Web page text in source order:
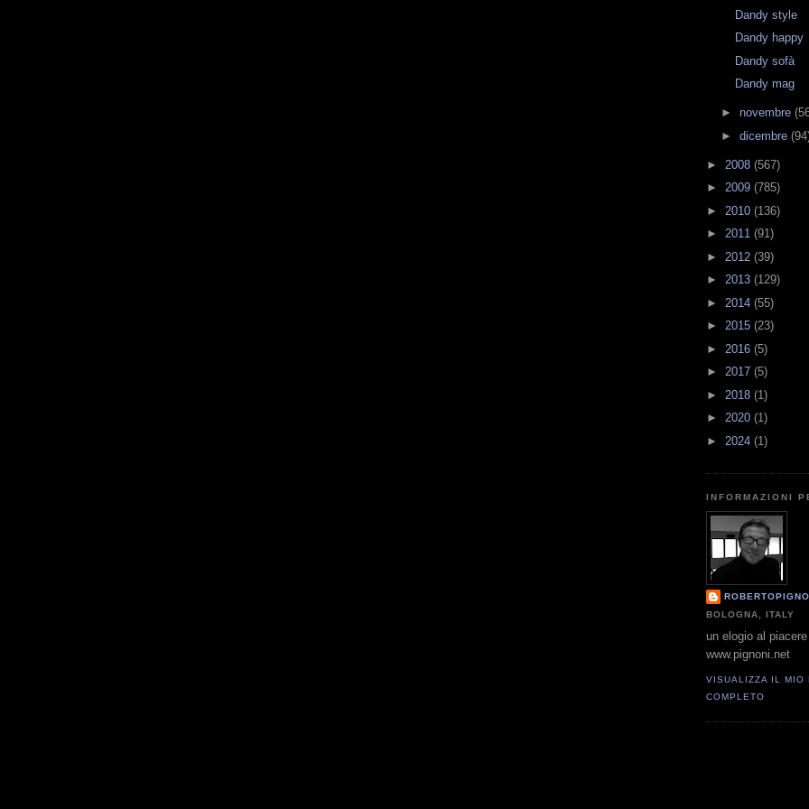
Dandy style
Dandy happy
Dandy sofà
Dandy mag
► novembre
► dicembre
► 2008 (567)
► 2009 (785)
► 2010 (136)
► 2011 (91)
► 2012 (39)
► 2013 (129)
► 2014 (55)
► 2015 (23)
► 2016 (5)
► 2017 (5)
► 2018 (1)
► 2020 (1)
► 2024 (1)
INFORMAZIONI
BOLOGNA, ITALY
un elogio al
www.pignoni.net
VISUALIZZA IL MIO
COMPLETO